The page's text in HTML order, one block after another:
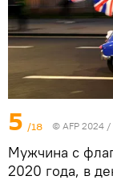
5 /18 © AFP 2024 /
Мужчина с
2020 года, в